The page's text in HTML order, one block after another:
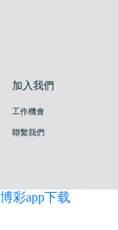
加入我們
工作機會
聯繫我們
博彩app下载